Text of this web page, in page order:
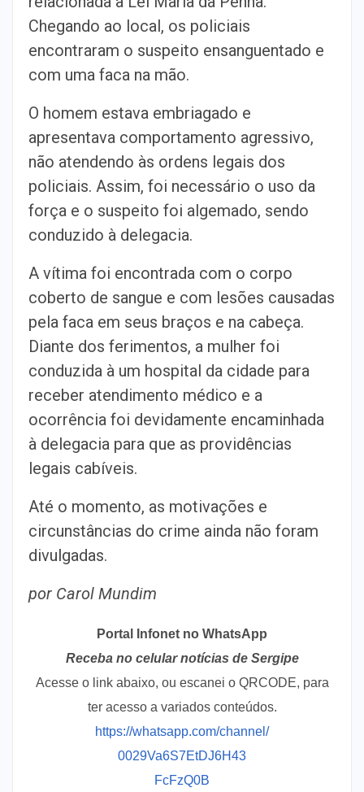
Chegando ao local, os policiais
encontraram o suspeito ensanguentado e
com uma faca na mão.
O homem estava embriagado e
apresentava comportamento agressivo,
não atendendo às ordens legais dos
policiais. Assim, foi necessário o uso da
força e o suspeito foi algemado, sendo
conduzido à delegacia.
A vítima foi encontrada com o corpo
coberto de sangue e com lesões causadas
pela faca em seus braços e na cabeça.
Diante dos ferimentos, a mulher foi
conduzida à um hospital da cidade para
receber atendimento médico e a
ocorrência foi devidamente encaminhada
à delegacia para que as providências
legais cabíveis.
Até o momento, as motivações e
circunstâncias do crime ainda não foram
divulgadas.
por Carol Mundim
Portal Infonet no WhatsApp
Receba no celular notícias de Sergipe
Acesse o link abaixo, ou escanei o QRCODE, para
ter acesso a variados conteúdos.
https://whatsapp.com/channel/
0029Va6S7EtDJ6H43
FcFzQ0B